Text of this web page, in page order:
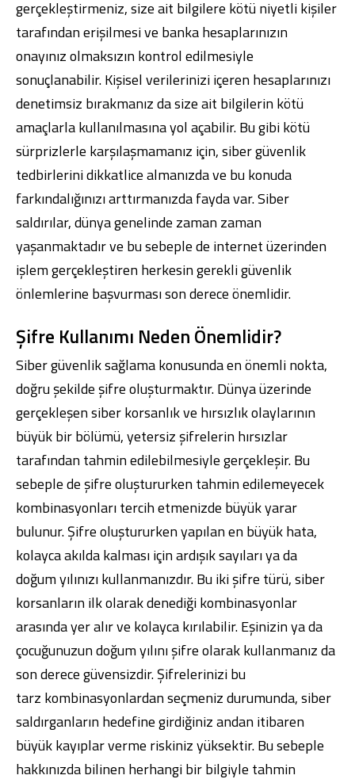
gerçekleştirmeniz, size ait bilgilere kötü niyetli kişiler
tarafından erişilmesi ve banka hesaplarınızın
onayınız olmaksızın kontrol edilmesiyle
sonuçlanabilir. Kişisel verilerinizi içeren hesaplarınızı
denetimsiz bırakmanız da size ait bilgilerin kötü
amaçlarla kullanılmasına yol açabilir. Bu gibi kötü
sürprizlerle karşılaşmamanız için, siber güvenlik
tedbirlerini dikkatlice almanızda ve bu konuda
farkındalığınızı arttırmanızda fayda var. Siber
saldırılar, dünya genelinde zaman zaman
yaşanmaktadır ve bu sebeple de internet üzerinden
işlem gerçekleştiren herkesin gerekli güvenlik
önlemlerine başvurması son derece önemlidir.
Şifre Kullanımı Neden Önemlidir?
Siber güvenlik sağlama konusunda en önemli nokta,
doğru şekilde şifre oluşturmaktır. Dünya üzerinde
gerçekleşen siber korsanlık ve hırsızlık olaylarının
büyük bir bölümü, yetersiz şifrelerin hırsızlar
tarafından tahmin edilebilmesiyle gerçekleşir. Bu
sebeple de şifre oluştururken tahmin edilemeyecek
kombinasyonları tercih etmenizde büyük yarar
bulunur. Şifre oluştururken yapılan en büyük hata,
kolayca akılda kalması için ardışık sayıları ya da
doğum yılınızı kullanmanızdır. Bu iki şifre türü, siber
korsanların ilk olarak denediği kombinasyonlar
arasında yer alır ve kolayca kırılabilir. Eşinizin ya da
çocuğunuzun doğum yılını şifre olarak kullanmanız da
son derece güvensizdir. Şifrelerinizi bu
tarz kombinasyonlardan seçmeniz durumunda, siber
saldırganların hedefine girdiğiniz andan itibaren
büyük kayıplar verme riskiniz yüksektir. Bu sebeple
hakkınızda bilinen herhangi bir bilgiyle tahmin